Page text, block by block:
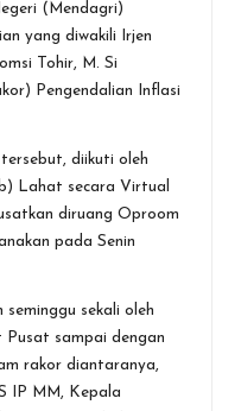
se
n
g
ai
l
t
ar
(Mendagri)
yang diwakili Irjen
Tohir, M. Si
Pengendalian Inflasi
diikuti oleh
Lahat secara Virtual
diruang Oproom
pada Senin
sekali oleh
Pusat sampai dengan
rakor diantaranya,
IP MM, Kepala